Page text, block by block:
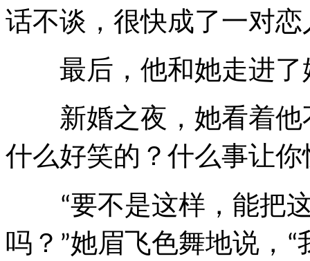
话不谈，很快成了一对恋
最后，他和她走进了
新婚之夜，她看着他
什么好笑的？什么事让
“要不是这样，能把
吗？ ”她眉飞色舞地说， “